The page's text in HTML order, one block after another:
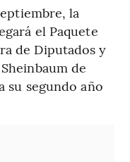
la
el Paquete
de Diputados y
de
su segundo año